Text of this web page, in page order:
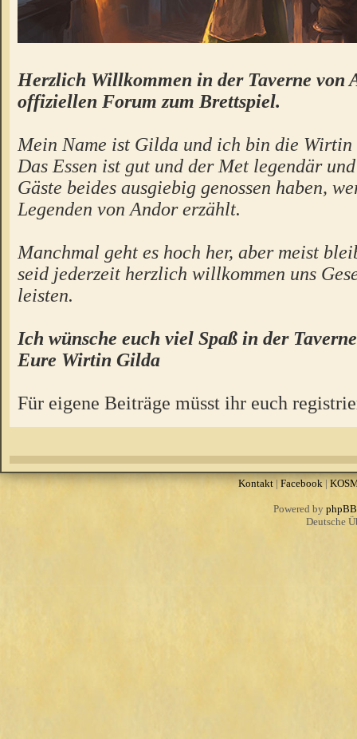
Herzlich Willkommen in der Taverne von
offiziellen Forum zum Brettspiel.
Mein Name ist Gilda und ich bin die Wirtin
Das Essen ist gut und der Met legendär
Gäste beides ausgiebig genossen haben,
Legenden von Andor erzählt.
Manchmal geht es hoch her, aber meist
seid jederzeit herzlich willkommen uns
leisten.
Ich wünsche euch viel Spaß in der
Eure Wirtin Gilda
Für eigene Beiträge müsst ihr euch
Kontakt| Facebook |
Powered by phpBB
Deutsche